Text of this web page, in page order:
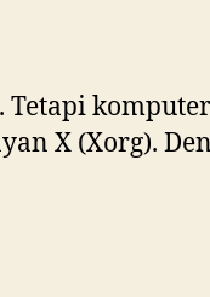
komputer
X (Xorg).